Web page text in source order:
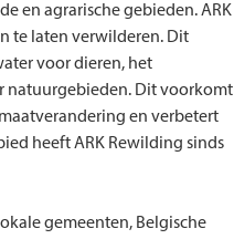
en agrarische gebieden. ARK
te laten verwilderen. Dit
voor dieren, het
natuurgebieden. Dit voorkomt
en verbetert
heeft ARK Rewilding sinds
gemeenten, Belgische